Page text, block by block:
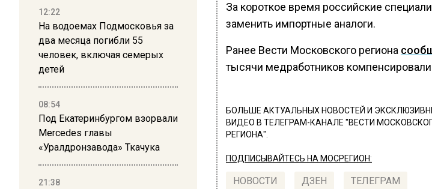
12:22
На водоемах Подмосковья за
два месяца погибли 55
человек, включая семерых
детей
08:54
Под Екатеринбургом взорвали
Mercedes главы
«Уралдронзавода» Ткачука
21:38
За короткое время российские
заменить импортные аналоги.
Ранее Вести Московского региона
тысячи медработников
БОЛЬШЕ АКТУАЛЬНЫХ НОВОСТЕЙ И
ВИДЕО В ТЕЛЕГРАМ-КАНАЛЕ "ВЕСТИ
РЕГИОНА".
ПОДПИСЫВАЙТЕСЬ НА МОСРЕГИОН:
НОВОСТИ ДЗЕН ТЕЛЕГРАМ